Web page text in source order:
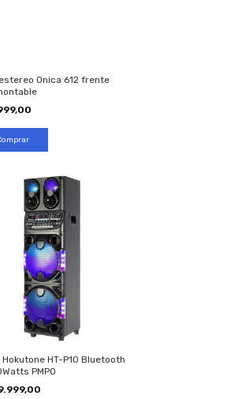
Onica 612 frente
Hokutone HT-P10 Bluetooth
PMPO